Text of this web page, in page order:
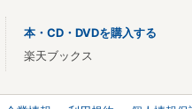
本・CD・DVDを購入する
楽天ブックス